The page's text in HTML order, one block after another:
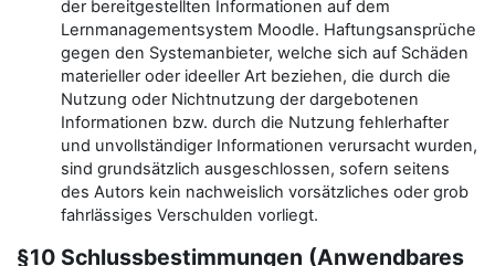
der bereitgestellten Informationen auf dem
Lernmanagementsystem Moodle. Haftungsansprüche
gegen den Systemanbieter, welche sich auf Schäden
materieller oder ideeller Art beziehen, die durch die
Nutzung oder Nichtnutzung der dargebotenen
Informationen bzw. durch die Nutzung fehlerhafter
und unvollständiger Informationen verursacht wurden,
sind grundsätzlich ausgeschlossen, sofern seitens
des Autors kein nachweislich vorsätzliches oder grob
fahrlässiges Verschulden vorliegt.
§10 Schlussbestimmungen (Anwendbares